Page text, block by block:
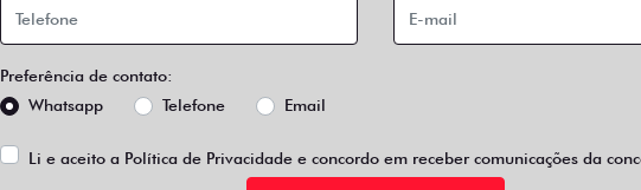
Preferência de contato:
Whatsapp
Telefone Email
Li e aceito a Política de Privacidadee concordo em receber comunicações da